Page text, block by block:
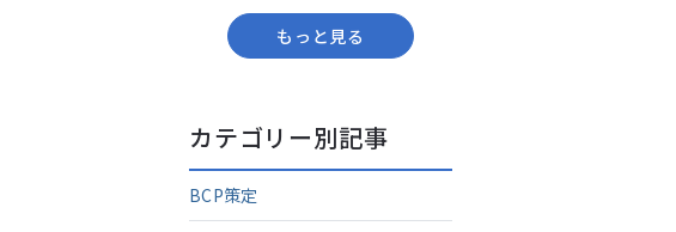
もっと⾒る
カテゴリー別記事
BCP策定